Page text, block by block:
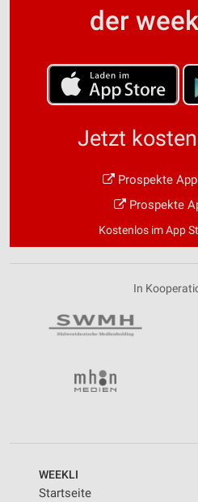
der
Jetzt
Prospekte
Prospekte
Kostenlos im App
In
WEEKLI
Startseite